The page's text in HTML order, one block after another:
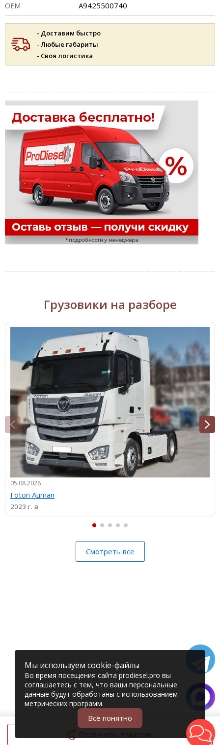
ОЕМ A9425500740
- Доставим быстро
- Любые габариты
- Своя логистика
Позвонить в магазин
Грузовики на разборе
05.08.2026
Foton Auman
2023 г. в.
Смотреть все
© 2006 – 2026 Prodiesel
Мы используем cookie-файлы
Во время посещения сайта prodiesel.pro вы
соглашаетесь с тем, что ваши персональные
данные будут обработаны с использованием
метрических программ.
Всё понятно